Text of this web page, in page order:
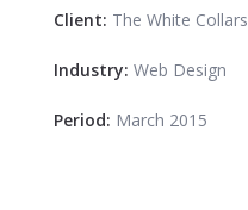
Client: The White Collars
Industry: Web Design
Period: March 2015